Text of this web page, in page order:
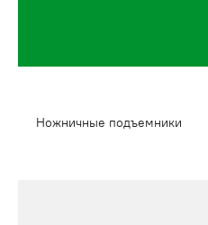
Ножничные подъемники